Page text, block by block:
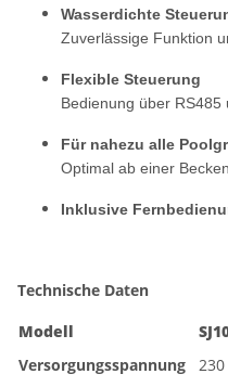
Wasserdichte
Zuverlässige Funktion
Flexible Steuerung
Bedienung über
Für nahezu alle
Optimal ab einer
Inklusive
Technische Daten
Modell
Versorgungsspannung
230